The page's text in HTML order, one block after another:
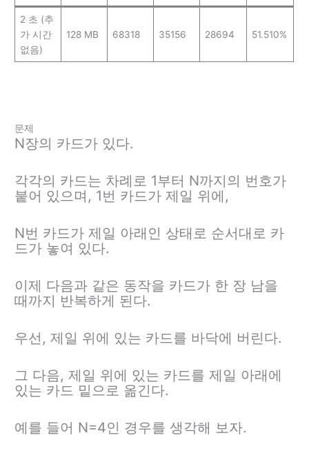
2 초 (추
가 시간
없음)
128 MB 68318 35156 28694 51.510%
문제
N장의 카드가 있다.
각각의 카드는 차례로 1부터 N까지의 번호가
붙어 있으며, 1번 카드가 제일 위에,
N번 카드가 제일 아래인 상태로 순서대로 카
드가 놓여 있다.
이제 다음과 같은 동작을 카드가 한 장 남을
때까지 반복하게 된다.
우선, 제일 위에 있는 카드를 바닥에 버린다.
그 다음, 제일 위에 있는 카드를 제일 아래에
있는 카드 밑으로 옮긴다.
예를 들어 N=4인 경우를 생각해 보자.